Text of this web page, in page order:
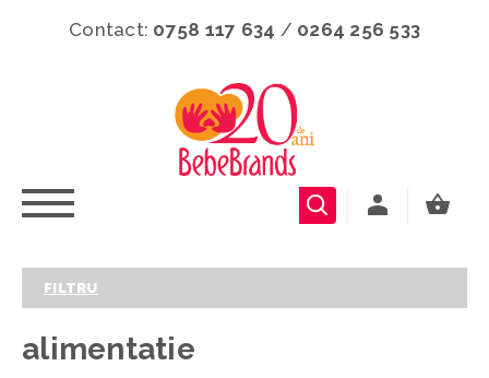
Contact: 0758 117 634 / 0264 256 533
FILTRU
alimentatie